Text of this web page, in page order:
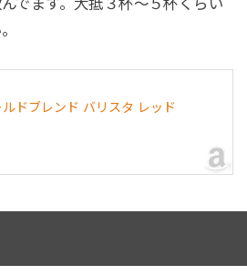
でます。大抵３杯〜５杯くらい
ドブレンド バリスタ レッド